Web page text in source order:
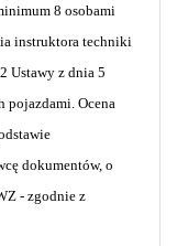
8 osobami
instruktora techniki
Ustawy z dnia 5
pojazdami. Ocena
dokumentów, o
- zgodnie z